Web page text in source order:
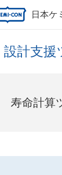
日本ケ
設計支援
寿命計算